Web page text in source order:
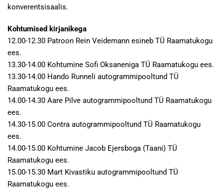
konverentsisaalis.
Kohtumised kirjanikega
12.00-12.30 Patroon Rein Veidemann esineb TÜ Raamatukogu
ees.
13.30-14.00 Kohtumine Sofi Oksaneniga TÜ Raamatukogu ees.
13.30-14.00 Hando Runneli autogrammipooltund TÜ
Raamatukogu ees.
14.00-14.30 Aare Pilve autogrammipooltund TÜ Raamatukogu
ees.
14.30-15.00 Contra autogrammipooltund TÜ Raamatukogu
ees.
14.00-15.00 Kohtumine Jacob Ejersboga (Taani) TÜ
Raamatukogu ees.
15.00-15.30 Mart Kivastiku autogrammipooltund TÜ
Raamatukogu ees.